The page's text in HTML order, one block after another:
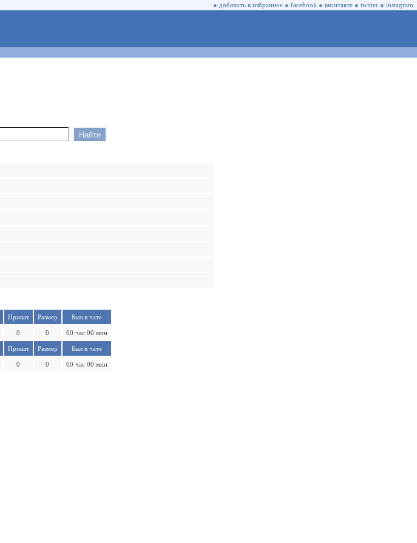
● добавить в избранное ● facebook ● вконтакте ● twitter ● instagram
Приват Размер Был в чате
0 0 00 час 00 мин
Приват Размер Был в чате
0 0 00 час 00 мин